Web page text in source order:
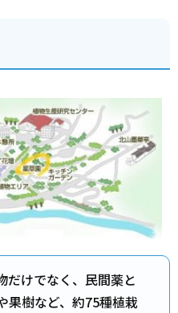
だけでなく、民間薬と
果樹など、約75種植栽